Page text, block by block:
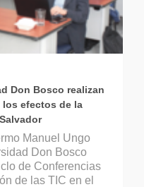
Don Bosco realizan
efectos de la
Manuel Ungo
Don Bosco
de Conferencias
de las TIC en el